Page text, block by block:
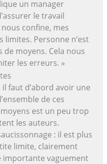
un manager
le travail
confine, mes
Personne n’est
moyens. Cela nous
les erreurs. »
faut d’abord avoir une
de ces
est un peu trop
les auteurs.
: il est plus
limite, clairement
importante vaguement